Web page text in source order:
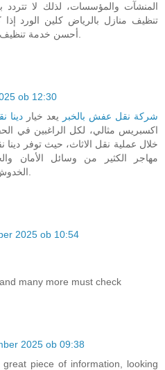
المنشآت والمؤسسات، لذلك لا
تنظيف منازل بالرياض كلين الورد
أحسن خدمة تنظيف شامل بالرياض والسعودية.
ob 12:30
شركة نقل عفش بالخبر
يعد خيار دينا
اكسبريس مثالي، لكل الراغبين في
خلال عملية نقل الاثاث، حيث توفر
مهاجر الكثير من وسائل الأمان
الخدوش والتلف خلال عملية النقل.
2025 ob 10:54
many more must check
2025 ob 09:38
piece of information, looking